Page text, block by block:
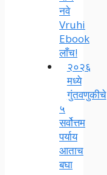
नवे
Vruhi
Ebook
लाँच!
२०२६
मध्ये
गुंतवणुकीचे
५
सर्वोत्तम
पर्याय
आताच
बघा